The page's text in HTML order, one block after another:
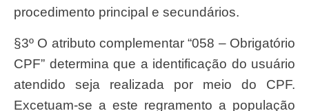
procedimento principal e secundários.
§3º O atributo complementar “058 – Obrigatório
CPF” determina que a identificação do usuário
atendido seja realizada por meio do CPF.
Excetuam-se a este regramento a população